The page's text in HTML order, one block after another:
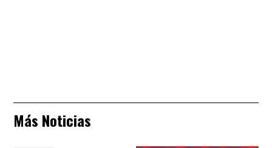
Más Noticias